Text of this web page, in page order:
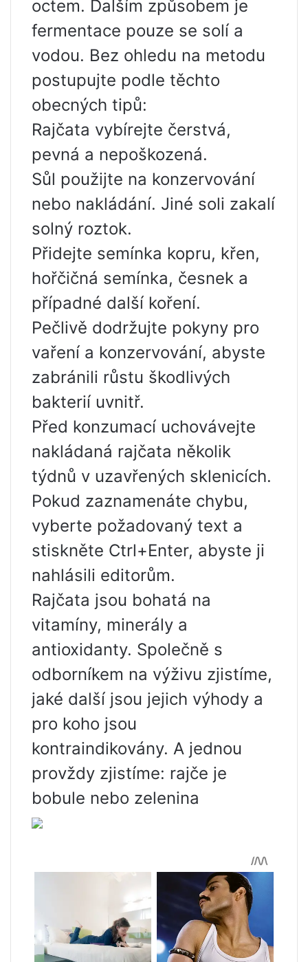
octem. Dalším způsobem je
fermentace pouze se solí a
vodou. Bez ohledu na metodu
postupujte podle těchto
obecných tipů:
Rajčata vybírejte čerstvá,
pevná a nepoškozená.
Sůl použijte na konzervování
nebo nakládání. Jiné soli zakalí
solný roztok.
Přidejte semínka kopru, křen,
hořčičná semínka, česnek a
případné další koření.
Pečlivě dodržujte pokyny pro
vaření a konzervování, abyste
zabránili růstu škodlivých
bakterií uvnitř.
Před konzumací uchovávejte
nakládaná rajčata několik
týdnů v uzavřených sklenicích.
Pokud zaznamenáte chybu,
vyberte požadovaný text a
stiskněte Ctrl+Enter, abyste ji
nahlásili editorům.
Rajčata jsou bohatá na
vitamíny, minerály a
antioxidanty. Společně s
odborníkem na výživu zjistíme,
jaké další jsou jejich výhody a
pro koho jsou
kontraindikovány. A jednou
provždy zjistíme: rajče je
bobule nebo zelenina